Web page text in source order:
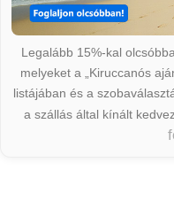
Legalább 15%-kal
melyeket a „Kiruccanós
listájában és a
a szállás által kínált